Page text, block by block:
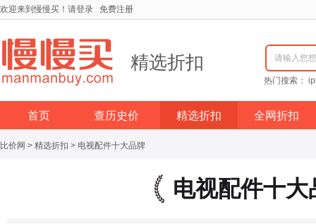
欢迎来到慢慢买！ 请登录 免费注册
精选折扣 请输入您
热门搜索：
首页 查历史价 精选折扣 全网折扣
比价网 > 精选折扣 > 电视配件十大品牌
电视配件十大